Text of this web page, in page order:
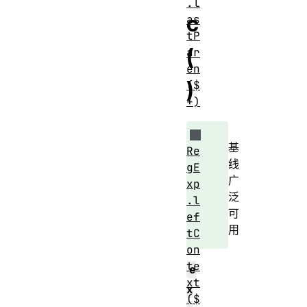
c
(
)
基
线
广
泛
可
用
e
x
as
tP
ar
en
($
+)
Re
gE
xp
.l
ef
tC
on
te
xt
($